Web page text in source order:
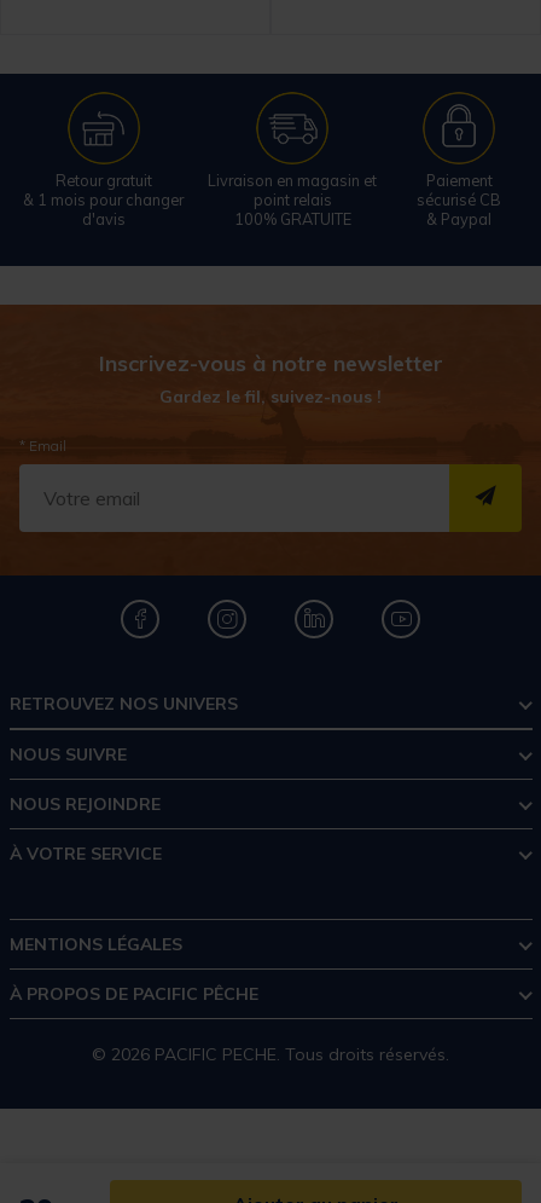
Retour gratuit
& 1 mois pour changer
d'avis
Livraison en magasin et
point relais
100% GRATUITE
Paiement
sécurisé CB
& Paypal
Inscrivez-vous à notre newsletter
Gardez le fil, suivez-nous !
* Email
RETROUVEZ NOS UNIVERS
NOUS SUIVRE
NOUS REJOINDRE
À VOTRE SERVICE
MENTIONS LÉGALES
À PROPOS DE PACIFIC PÊCHE
© 2026 PACIFIC PECHE. Tous droits réservés.